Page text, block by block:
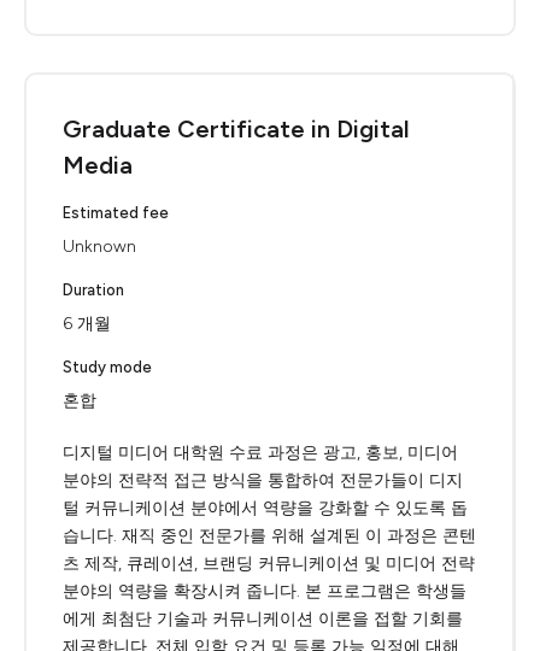
Graduate Certificate in Digital
Media
Estimated fee
Unknown
Duration
6 개월
Study mode
혼합
디지털 미디어 대학원 수료 과정은 광고, 홍보, 미디어
분야의 전략적 접근 방식을 통합하여 전문가들이 디지
털 커뮤니케이션 분야에서 역량을 강화할 수 있도록 돕
습니다. 재직 중인 전문가를 위해 설계된 이 과정은 콘텐
츠 제작, 큐레이션, 브랜딩 커뮤니케이션 및 미디어 전략
분야의 역량을 확장시켜 줍니다. 본 프로그램은 학생들
에게 최첨단 기술과 커뮤니케이션 이론을 접할 기회를
제공합니다. 전체 입학 요건 및 등록 가능 일정에 대해